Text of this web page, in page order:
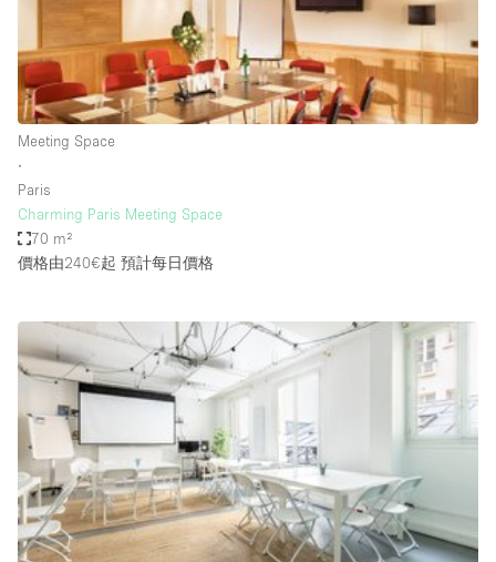
Container
Creative Space
Event Space
Lobby Space
Mall Shop
Meeting Space
Office Space
Other
Photo / Filming Studio
Restaurant / Bar / Cafe
Rooftop
Salon
Meeting Space
∙
Paris
Charming Paris Meeting Space
70 m²
價格由240€起 預計每日價格